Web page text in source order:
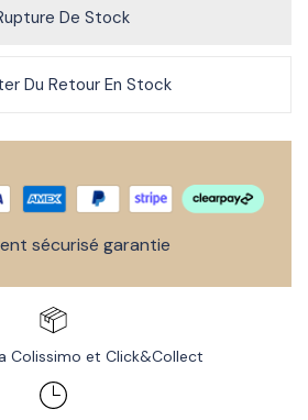
De Stock
Du Retour En Stock
sécurisé garantie
Colissimo et Click&Collect